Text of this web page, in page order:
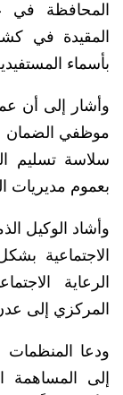
المقيدة في
بأسماء
وأشار إلى أن
سلاسة تسليم
بعموم مديريات
وأشاد الوكيل
الاجتماعية
الرعاية
المركزي إلی
ودعا المنظمات
إلى المساهمة